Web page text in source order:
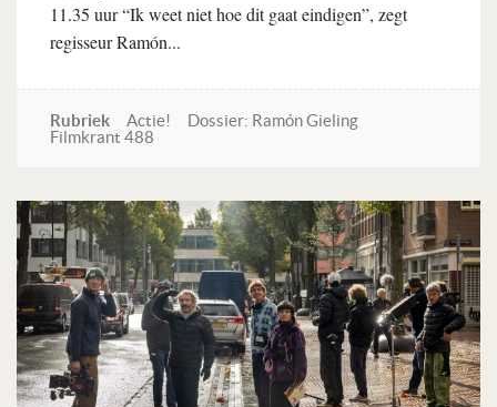
11.35 uur “Ik weet niet hoe dit gaat eindigen”, zegt
regisseur Ramón...
Rubriek Actie!
Dossier: Ramón Gieling
Filmkrant 488
Lees verder